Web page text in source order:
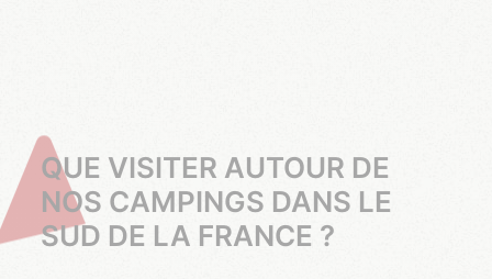
QUE VISITER AUTOUR DE
NOS CAMPINGS DANS LE
SUD DE LA FRANCE ?